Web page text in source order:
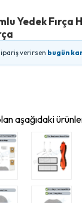
Yedek Fırça
verirsen bugün
aşağıdaki